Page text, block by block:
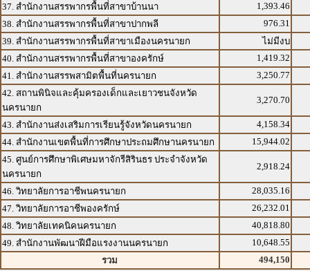
37. สำนักงานสรรพากรพื้นที่สาขาบ้านนา
1,393.46
38. สำนักงานสรรพากรพื้นที่สาขาปากพลี
976.31
39. สำนักงานสรรพากรพื้นที่สาขาเมืองนครนายก
ไม่มีงบ
40. สำนักงานสรรพากรพื้นที่สาขาองครักษ์
1,419.32
41. สำนักงานสรรพสามิตพื้นที่นครนายก
3,250.77
42. สถานพินิจและคุ้มครองเด็กและเยาวชนจังหวัด
นครนายก
3,270.70
43. สำนักงานส่งเสริมการเรียนรู้จังหวัดนครนายก
4,158.34
44. สำนักงานเขตพื้นที่การศึกษาประถมศึกษานครนายก
15,944.02
45. ศูนย์การศึกษาพิเศษมหาจักรีสิรินธร ประจำจังหวัด
นครนายก
2,918.24
46. วิทยาลัยการอาชีพนครนายก
28,035.16
47. วิทยาลัยการอาชีพองครักษ์
26,232.01
48. วิทยาลัยเทคนิคนครนายก
40,818.80
49. สำนักงานพัฒนาฝีมือแรงงานนครนายก
10,648.55
รวม
494,150